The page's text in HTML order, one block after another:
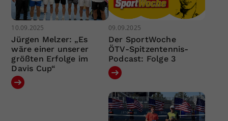
10.09.2025
Jürgen Melzer: „Es
wäre einer unserer
größten Erfolge im
Davis Cup“
09.09.2025
Der SportWoche
ÖTV-Spitzentennis-
Podcast: Folge 3